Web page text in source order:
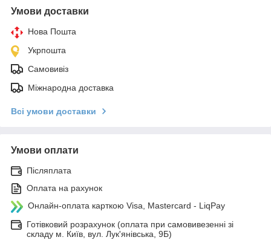
Умови доставки
Нова Пошта
Укрпошта
Самовивіз
Міжнародна доставка
Всі умови доставки
Умови оплати
Післяплата
Оплата на рахунок
Онлайн-оплата карткою Visa, Mastercard - LiqPay
Готівковий розрахунок (оплата при самовивезенні зі
складу м. Київ, вул. Лук'янівська, 9Б)